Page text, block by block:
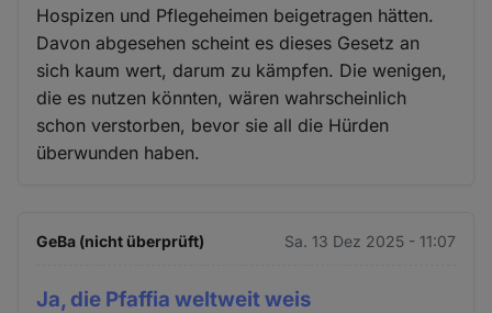
Hospizen und Pflegeheimen beigetragen hätten.
Davon abgesehen scheint es dieses Gesetz an
sich kaum wert, darum zu kämpfen. Die wenigen,
die es nutzen könnten, wären wahrscheinlich
schon verstorben, bevor sie all die Hürden
überwunden haben.
GeBa (nicht überprüft) Sa. 13 Dez 2025 - 11:07
Ja, die Pfaffia weltweit weis